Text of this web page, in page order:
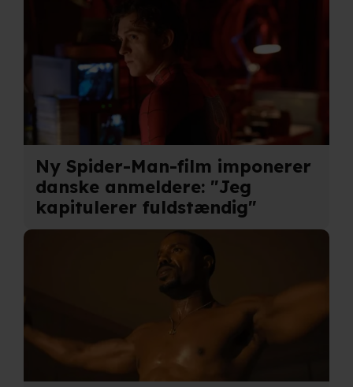
Ny Spider-Man-film imponerer
danske anmeldere: "Jeg
kapitulerer fuldstændig"